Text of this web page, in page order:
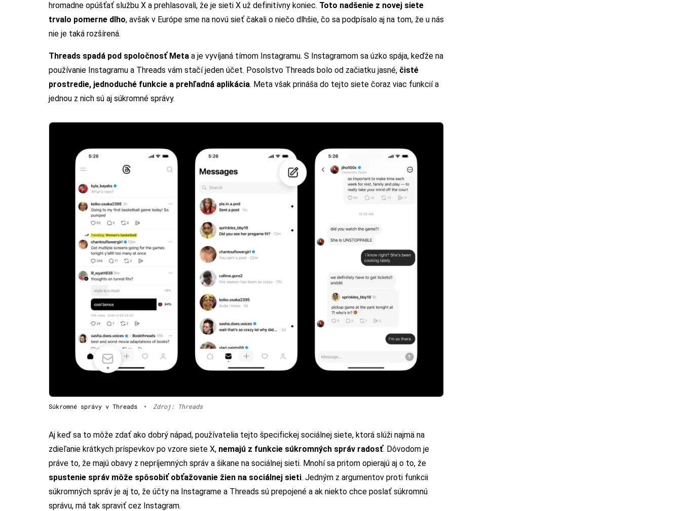
hromadne opúšťať službu X a prehlasovali, že je sieti X už definitívny koniec. Toto nadšenie z novej siete
trvalo pomerne dlho, avšak v Európe sme na novú sieť čakali o niečo dlhšie, čo sa podpísalo aj na tom, že u nás
nie je taká rozšírená.
Threads spadá pod spoločnosť Meta a je vyvíjaná tímom Instagramu. S Instagramom sa úzko spája, keďže na
používanie Instagramu a Threads vám stačí jeden účet. Posolstvo Threads bolo od začiatku jasné, čisté
prostredie, jednoduché funkcie a prehľadná aplikácia. Meta však prináša do tejto siete čoraz viac funkcií a
jednou z nich sú aj súkromné správy.
Súkromné správy v Threads • Zdroj: Threads
Aj keď sa to môže zdať ako dobrý nápad, používatelia tejto špecifickej sociálnej siete, ktorá slúži najmä na
zdieľanie krátkych príspevkov po vzore siete X, nemajú z funkcie súkromných správ radosť. Dôvodom je
práve to, že majú obavy z nepríjemných správ a šikane na sociálnej sieti. Mnohí sa pritom opierajú aj o to, že
spustenie správ môže spôsobiť obťažovanie žien na sociálnej sieti. Jedným z argumentov proti funkcii
súkromných správ je aj to, že účty na Instagrame a Threads sú prepojené a ak niekto chce poslať súkromnú
správu, má tak spraviť cez Instagram.